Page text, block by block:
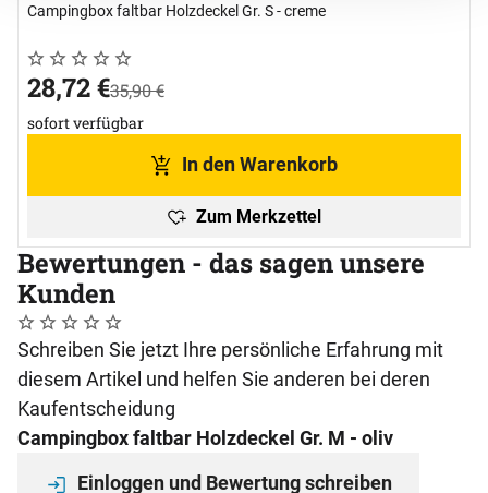
Campingbox faltbar Holzdeckel Gr. S - creme
Noch keine Bewertungen abgegeben
0 Bewertungen
statt:
35,90€
jetzt:
28,72€
sofort verfügbar
In den Warenkorb
Zum Merkzettel
Bewertungen - das sagen unsere
Kunden
Noch keine Bewertungen abgegeben
0 Bewertungen
Schreiben Sie jetzt Ihre persönliche Erfahrung mit
diesem Artikel und helfen Sie anderen bei deren
Kaufentscheidung
Campingbox faltbar Holzdeckel Gr. M - oliv
Einloggen und Bewertung schreiben